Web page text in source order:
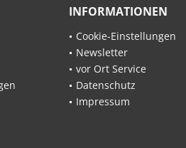
INFORMATIONEN
Cookie-Einstellungen
Newsletter
vor Ort Service
Datenschutz
Impressum